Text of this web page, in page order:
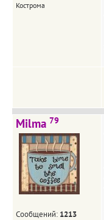
Кострома
Milma 79
Сообщений: 1213